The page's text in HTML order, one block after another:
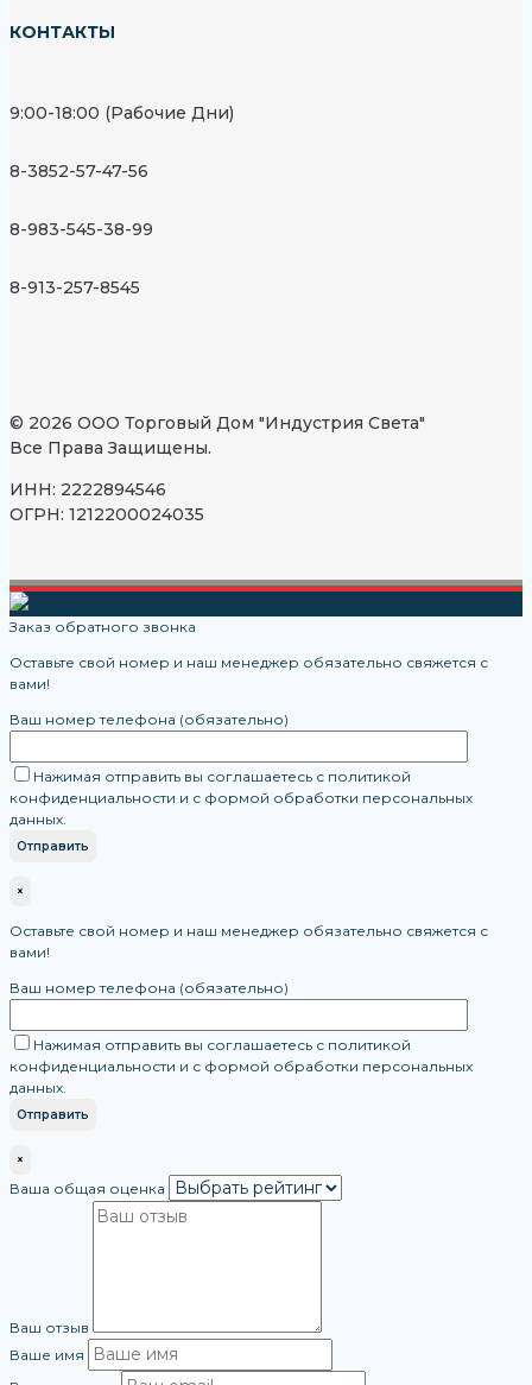
КОНТАКТЫ
9:00-18:00 (Рабочие Дни)
8-3852-57-47-56
8-983-545-38-99
8-913-257-8545
© 2026 ООО Торговый Дом "Индустрия Света"
Все Права Защищены.
ИНН: 2222894546
ОГРН: 1212200024035
Заказ обратного звонка
Оставьте свой номер и наш менеджер обязательно свяжется с
вами!
Ваш номер телефона (обязательно)
Нажимая отправить вы соглашаетесь с политикой
конфиденциальности и с формой обработки персональных
данных.
×
Оставьте свой номер и наш менеджер обязательно свяжется с
вами!
Ваш номер телефона (обязательно)
Нажимая отправить вы соглашаетесь с политикой
конфиденциальности и с формой обработки персональных
данных.
×
Ваша общая оценка
Ваш отзыв
Ваше имя